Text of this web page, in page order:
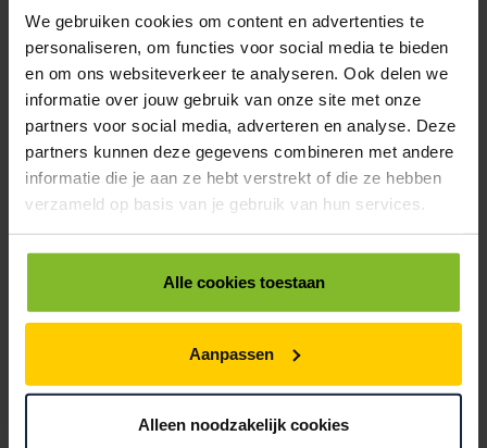
We gebruiken cookies om content en advertenties te
personaliseren, om functies voor social media te bieden
en om ons websiteverkeer te analyseren. Ook delen we
informatie over jouw gebruik van onze site met onze
partners voor social media, adverteren en analyse. Deze
partners kunnen deze gegevens combineren met andere
informatie die je aan ze hebt verstrekt of die ze hebben
verzameld op basis van je gebruik van hun services.
Alle cookies toestaan
Aanpassen
Alleen noodzakelijk cookies
POSTDOOS BEDRUKKEN
Voor een veilige verzending
VOOR BOEKEN TOT ONDERDELEN
EXTRA STEVIG
BRIEVENBUSDOOS
BEDRUKKEN
Post stevig verpakt
VOOR BOEKEN TOT ONDERDELEN